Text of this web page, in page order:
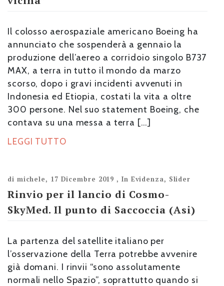
Il colosso aerospaziale americano Boeing ha
annunciato che sospenderà a gennaio la
produzione dell’aereo a corridoio singolo B737
MAX, a terra in tutto il mondo da marzo
scorso, dopo i gravi incidenti avvenuti in
Indonesia ed Etiopia, costati la vita a oltre
300 persone. Nel suo statement Boeing, che
contava su una messa a terra […]
LEGGI TUTTO
di michele, 17 Dicembre 2019 , In Evidenza, Slider
Rinvio per il lancio di Cosmo-
SkyMed. Il punto di Saccoccia (Asi)
La partenza del satellite italiano per
l’osservazione della Terra potrebbe avvenire
già domani. I rinvii “sono assolutamente
normali nello Spazio”, soprattutto quando si